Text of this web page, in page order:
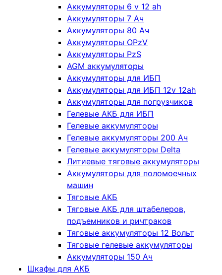
Аккумуляторы 6 v 12 ah
Аккумуляторы 7 Ач
Аккумуляторы 80 Ач
Аккумуляторы OPzV
Аккумуляторы PzS
AGM аккумуляторы
Аккумуляторы для ИБП
Аккумуляторы для ИБП 12v 12ah
Аккумуляторы для погрузчиков
Гелевые АКБ для ИБП
Гелевые аккумуляторы
Гелевые аккумуляторы 200 Ач
Гелевые аккумуляторы Delta
Литиевые тяговые аккумуляторы
Аккумуляторы для поломоечных
машин
Тяговые АКБ
Тяговые АКБ для штабелеров,
подъемников и ричтраков
Тяговые аккумуляторы 12 Вольт
Тяговые гелевые аккумуляторы
Аккумуляторы 150 Ач
Шкафы для АКБ